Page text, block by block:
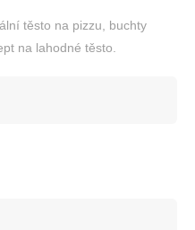
těsto na pizzu, buchty
na lahodné těsto.